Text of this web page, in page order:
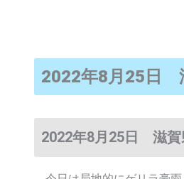
2022年8月25日
2022年8月25日 滋賀